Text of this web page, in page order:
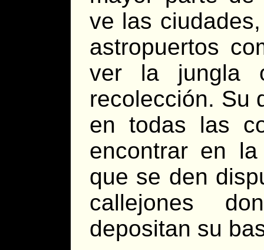
ve las
astropuertos
ver la jungla
recolección. Su
en todas las
encontrar en
que se den
callejones
depositan su